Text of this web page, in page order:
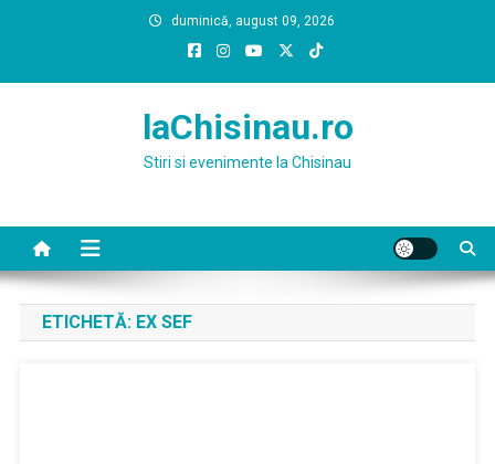
duminică, august 09, 2026
laChisinau.ro
Stiri si evenimente la Chisinau
ETICHETĂ: EX SEF